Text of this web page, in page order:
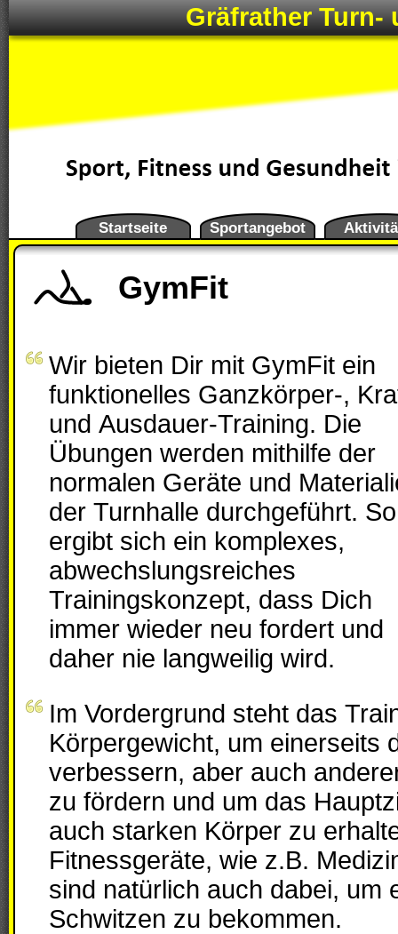
Gräfrather Turn-
Startseite Sportangebot
GymFit
Wir bieten Dir mit GymFit ein
funktionelles Ganzkörper-,
und Ausdauer-Training. Die
Übungen werden mithilfe der
normalen Geräte und
der Turnhalle durchgeführt. So
ergibt sich ein komplexes,
abwechslungsreiches
Trainingskonzept, dass Dich
immer wieder neu fordert und
daher nie langweilig wird.
Im Vordergrund steht das
Körpergewicht, um einerseits
verbessern, aber auch
zu fördern und um das
auch starken Körper zu
Fitnessgeräte, wie z.B.
sind natürlich auch dabei, um
Schwitzen zu bekommen.